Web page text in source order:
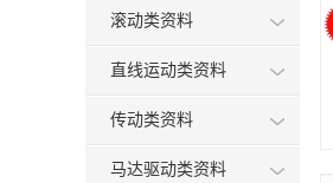
滚动类资料
直线运动类资料
传动类资料
马达驱动类资料